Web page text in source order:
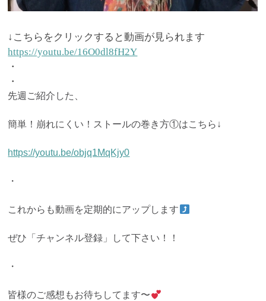
↓こちらをクリックすると動画が見られます
https://youtu.be/16O0dl8fH2Y
・
・
先週ご紹介した、
簡単！崩れにくい！ストールの巻き方①はこちら↓
https://youtu.be/objq1MqKjy0
・
これからも動画を定期的にアップします
ぜひ「チャンネル登録」して下さい！！
・
皆様のご感想もお待ちしてます〜